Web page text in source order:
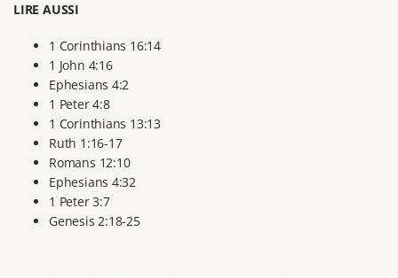
LIRE AUSSI
1 Corinthians 16:14
1 John 4:16
Ephesians 4:2
1 Peter 4:8
1 Corinthians 13:13
Ruth 1:16-17
Romans 12:10
Ephesians 4:32
1 Peter 3:7
Genesis 2:18-25